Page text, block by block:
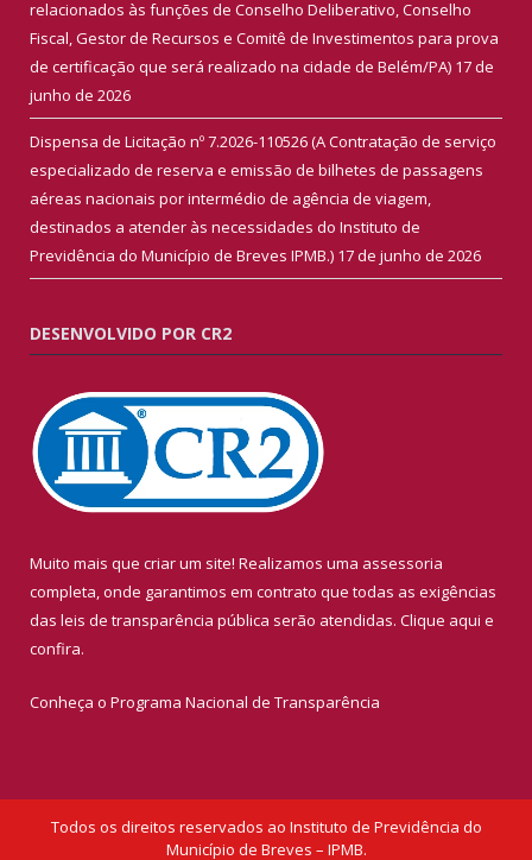
relacionados às funções de Conselho Deliberativo, Conselho
Fiscal, Gestor de Recursos e Comitê de Investimentos para prova
de certificação que será realizado na cidade de Belém/PA) 17 de
junho de 2026
Dispensa de Licitação nº 7.2026-110526 (A Contratação de serviço
especializado de reserva e emissão de bilhetes de passagens
aéreas nacionais por intermédio de agência de viagem,
destinados a atender às necessidades do Instituto de
Previdência do Município de Breves IPMB.) 17 de junho de 2026
DESENVOLVIDO POR CR2
Muito mais que criar um site! Realizamos uma assessoria
completa, onde garantimos em contrato que todas as exigências
das leis de transparência pública serão atendidas. Clique aqui e
confira.
Conheça o Programa Nacional de Transparência
Todos os direitos reservados ao Instituto de Previdência do
Município de Breves – IPMB.